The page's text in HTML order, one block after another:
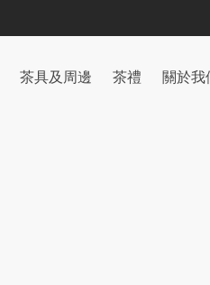
茶具及周邊 茶禮 關於我